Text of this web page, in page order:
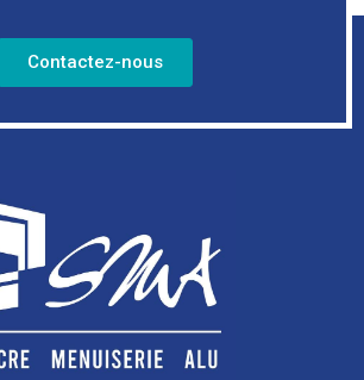
Contactez-nous